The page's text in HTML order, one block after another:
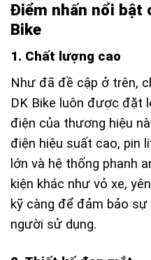
Điểm nhấn nổi bật
Bike
1. Chất lượng cao
Như đã đề cập ở trên,
DK Bike luôn được đặt
điện của thương hiệu
điện hiệu suất cao, pin
lớn và hệ thống phanh
kiện khác như vỏ xe,
kỹ càng để đảm bảo
người sử dụng.